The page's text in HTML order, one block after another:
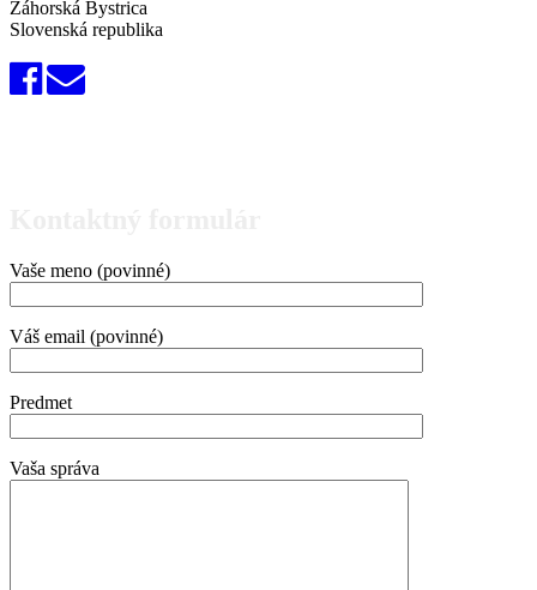
Záhorská Bystrica
Slovenská republika
Vaše meno (povinné)
Váš email (povinné)
Predmet
Vaša správa